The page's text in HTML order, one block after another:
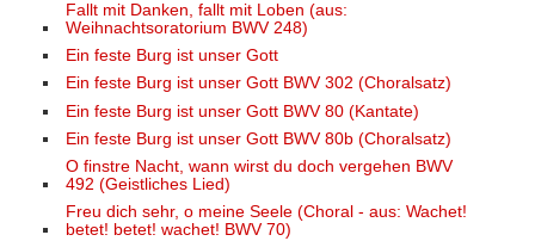
Fallt mit Danken, fallt mit Loben (aus:
Weihnachtsoratorium BWV 248)
Ein feste Burg ist unser Gott
Ein feste Burg ist unser Gott BWV 302 (Choralsatz)
Ein feste Burg ist unser Gott BWV 80 (Kantate)
Ein feste Burg ist unser Gott BWV 80b (Choralsatz)
O finstre Nacht, wann wirst du doch vergehen BWV
492 (Geistliches Lied)
Freu dich sehr, o meine Seele (Choral - aus: Wachet!
betet! betet! wachet! BWV 70)